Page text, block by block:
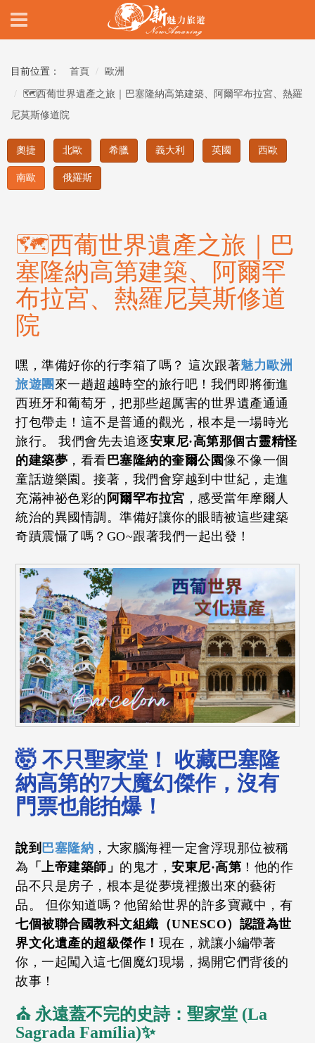
目前位置： 首頁 歐洲
🗺️西葡世界遺產之旅｜巴塞隆納高第建築、阿爾罕布拉宮、熱羅
尼莫斯修道院
奧捷 北歐 希臘 義大利 英國 西歐
南歐 俄羅斯
🗺️西葡世界遺產之旅｜巴
塞隆納高第建築、阿爾罕
布拉宮、熱羅尼莫斯修道
院
嘿，準備好你的行李箱了嗎？ 這次跟著魅力歐洲
旅遊團 來一趟超越時空的旅行吧！我們即將衝進
西班牙和葡萄牙，把那些超厲害的世界遺產通通
打包帶走！這不是普通的觀光，根本是一場時光
旅行。 我們會先去追逐安東尼·高第那個古靈精怪
的建築夢 ，看看巴塞隆納的奎爾公園像不像一個
童話遊樂園。接著，我們會穿越到中世紀，走進
充滿神祕色彩的 阿爾罕布拉宮 ，感受當年摩爾人
統治的異國情調。準備好讓你的眼睛被這些建築
奇蹟震懾了嗎？GO~跟著我們一起出發！
🤯 不只聖家堂！ 收藏巴塞隆
納高第的7大魔幻傑作，沒有
門票也能拍爆！
說到 巴塞隆納 ，大家腦海裡一定會浮現那位被稱
為 「上帝建築師」 的鬼才，安東尼·高第 ！他的作
品不只是房子，根本是從夢境裡搬出來的藝術
品。 但你知道嗎？他留給世界的許多寶藏中，有
七個被聯合國教科文組織（UNESCO）認證為世
界文化遺產的超級傑作！ 現在，就讓小編帶著
你，一起闖入這七個魔幻現場，揭開它們背後的
故事！
⛪ 永遠蓋不完的史詩：聖家堂 (La
Sagrada Família)✨